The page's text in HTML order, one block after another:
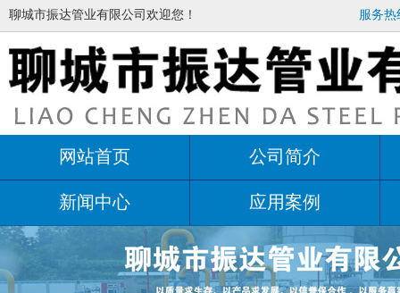
聊城市振达管业有限公司欢迎您！ 服务热
网站首页 公司简介
新闻中心 应用案例